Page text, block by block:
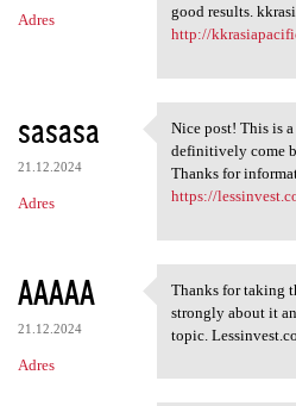
Adres
good results.
http://
sasasa
21.12.2024
Adres
Nice post! This
Nice post! This is
definitively come
Thanks for
https://
AAAAA
21.12.2024
Adres
Thanks for
Thanks for taking
strongly about it
topic.